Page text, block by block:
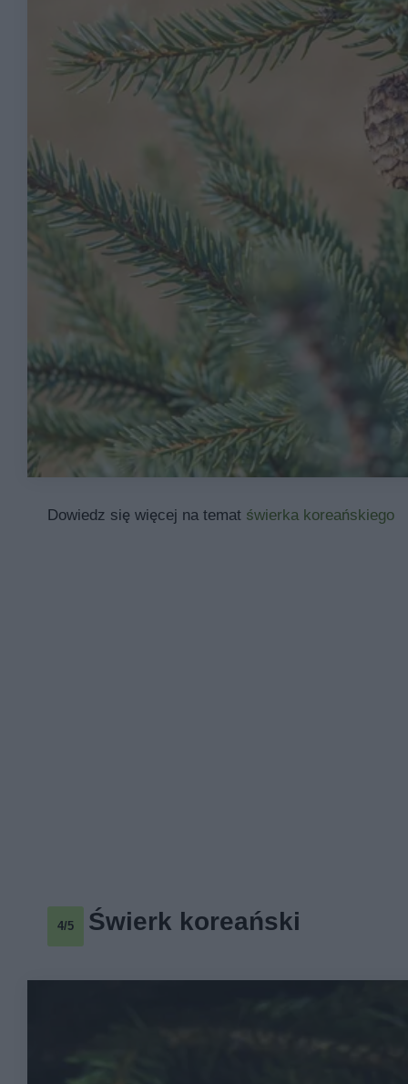
Dowiedz się więcej na temat świerka koreańskiego
4/5 Świerk koreański